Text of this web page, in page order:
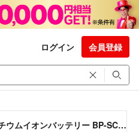
ログイン 会員登録
Leica (ライカ) リチウムイオンバッテリー BP-SCL5